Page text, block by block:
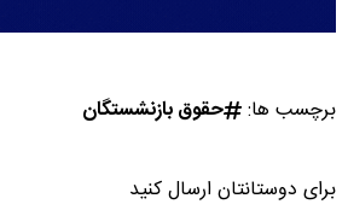
برچسب ها: حقوق بازنشستگان
برای دوستانتان ارسال کنید